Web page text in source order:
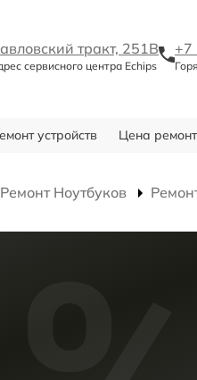
тракт, 251В
сервисного центра Echips
+7
устройств Цена
Ремонт Ноутбуков